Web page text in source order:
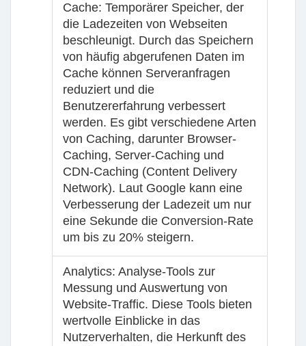
Cache: Temporärer Speicher, der
die Ladezeiten von Webseiten
beschleunigt. Durch das Speichern
von häufig abgerufenen Daten im
Cache können Serveranfragen
reduziert und die
Benutzererfahrung verbessert
werden. Es gibt verschiedene Arten
von Caching, darunter Browser-
Caching, Server-Caching und
CDN-Caching (Content Delivery
Network). Laut Google kann eine
Verbesserung der Ladezeit um nur
eine Sekunde die Conversion-Rate
um bis zu 20% steigern.
Analytics: Analyse-Tools zur
Messung und Auswertung von
Website-Traffic. Diese Tools bieten
wertvolle Einblicke in das
Nutzerverhalten, die Herkunft des